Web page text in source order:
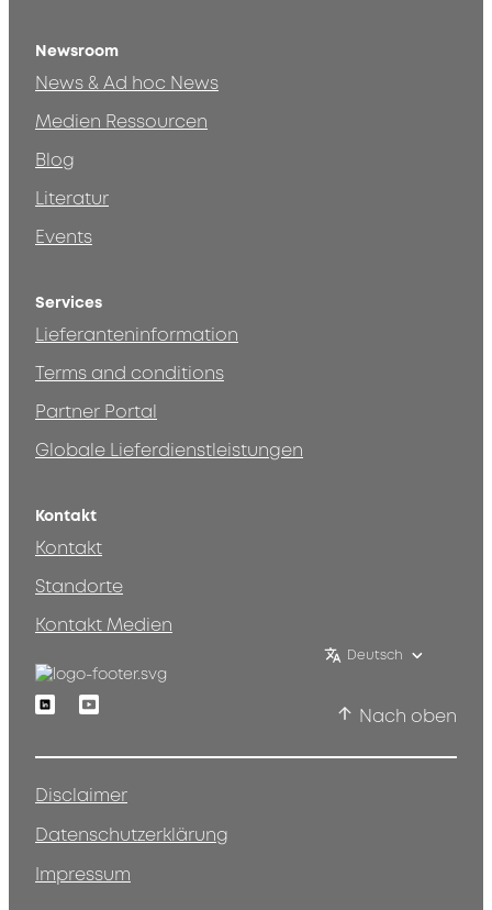
Newsroom
News & Ad hoc News
Medien Ressourcen
Blog
Literatur
Events
Services
Lieferanteninformation
Terms and conditions
Partner Portal
Globale Lieferdienstleistungen
Kontakt
Kontakt
Standorte
Kontakt Medien
Deutsch
LinkedinYoutube
Nach oben
Disclaimer
Datenschutzerklärung
Impressum